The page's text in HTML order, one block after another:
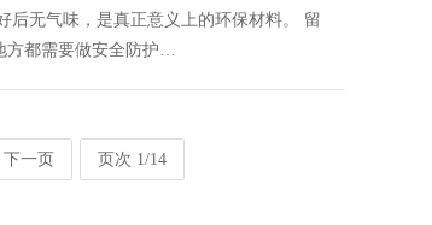
后无气味，是真正意义上的环保材料。 留
方都需要做安全防护…
下一页 页次 1/14